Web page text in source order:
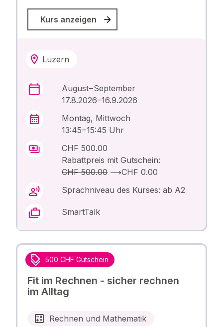
Kurs anzeigen
Luzern
August – September
17.8.2026 –16.9.2026
Montag, Mittwoch
13:45 – 15:45 Uhr
CHF 500.00
Rabattpreis mit Gutschein:
CHF 500.00⟶CHF 0.00
Sprachniveau des Kurses: ab A2
SmartTalk
500 CHF Gutschein
Fit im Rechnen - sicher rechnen
im Alltag
Rechnen und Mathematik